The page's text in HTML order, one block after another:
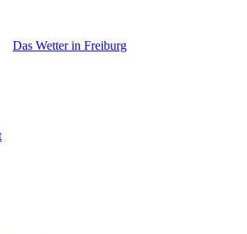
Das Wetter in Freiburg